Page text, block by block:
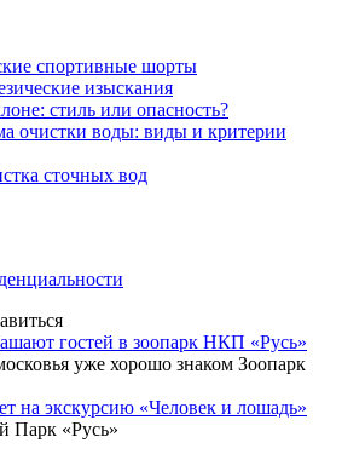
спортивные шорты
изыскания
стиль или опасность?
очистки воды: виды и критерии
сточных вод
гостей в зоопарк НКП «Русь»
уже хорошо знаком Зоопарк
на экскурсию «Человек и лошадь»
Парк «Русь»